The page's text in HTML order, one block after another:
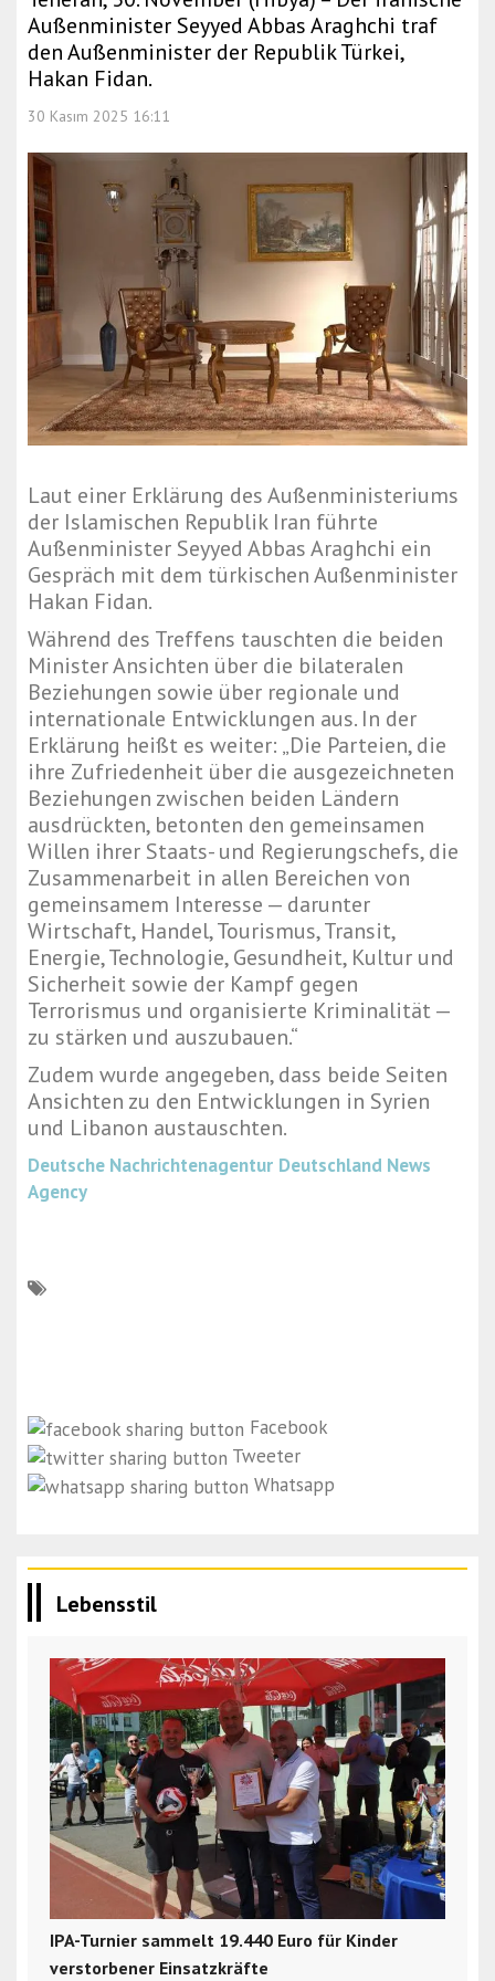
Außenminister Seyyed Abbas Araghchi traf
den Außenminister der Republik Türkei,
Hakan Fidan.
30 Kasım 2025 16:11
Laut einer Erklärung des Außenministeriums
der Islamischen Republik Iran führte
Außenminister Seyyed Abbas Araghchi ein
Gespräch mit dem türkischen Außenminister
Hakan Fidan.
Während des Treffens tauschten die beiden
Minister Ansichten über die bilateralen
Beziehungen sowie über regionale und
internationale Entwicklungen aus. In der
Erklärung heißt es weiter: „Die Parteien, die
ihre Zufriedenheit über die ausgezeichneten
Beziehungen zwischen beiden Ländern
ausdrückten, betonten den gemeinsamen
Willen ihrer Staats- und Regierungschefs, die
Zusammenarbeit in allen Bereichen von
gemeinsamem Interesse — darunter
Wirtschaft, Handel, Tourismus, Transit,
Energie, Technologie, Gesundheit, Kultur und
Sicherheit sowie der Kampf gegen
Terrorismus und organisierte Kriminalität —
zu stärken und auszubauen.“
Zudem wurde angegeben, dass beide Seiten
Ansichten zu den Entwicklungen in Syrien
und Libanon austauschten.
Deutsche Nachrichtenagentur Deutschland News
Agency
Facebook
Tweeter
Whatsapp
Lebensstil
IPA-Turnier sammelt 19.440 Euro für Kinder
verstorbener Einsatzkräfte